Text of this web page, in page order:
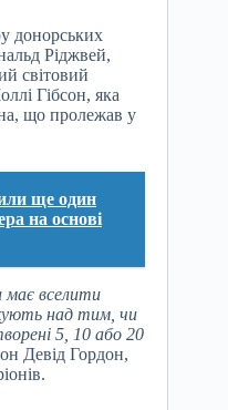
донорських
Ріджвей,
світовий
Гібсон, яка
що пролежав у
ще один
на основі
має вселити
над тим, чи
5, 10 або 20
Девід Гордон,